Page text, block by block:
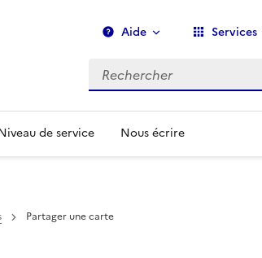
Aide Services
Recherche
de service Nous écrire
Partager une carte